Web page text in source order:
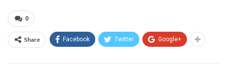
0
Share Facebook Twitter Google+